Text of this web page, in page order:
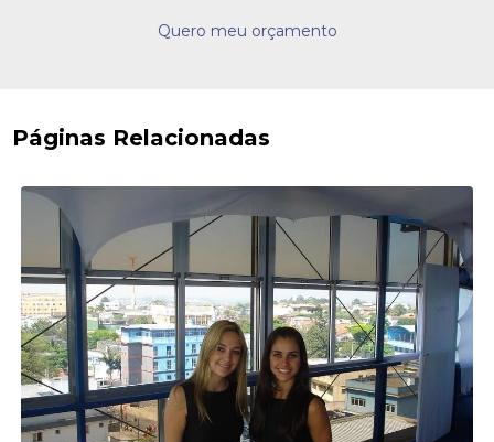
Quero meu orçamento
Páginas Relacionadas